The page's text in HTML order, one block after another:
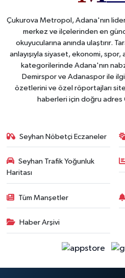
Çukurova Metropol, Adana'nın
merkez ve ilçelerinden en
okuyucularına anında ulaştırır.
anlayışıyla siyaset, ekonomi,
kategorilerinde Adana'nın
Demirspor ve Adanaspor ile
özetlerini ve özel röportajları
haberleri için doğru
Seyhan Nöbetçi Eczaneler
Seyhan Trafik Yoğunluk
Haritası
Tüm Manşetler
Haber Arşivi